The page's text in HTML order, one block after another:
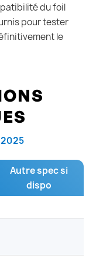
du foil
pour tester
le
2025
Autre spec si
dispo